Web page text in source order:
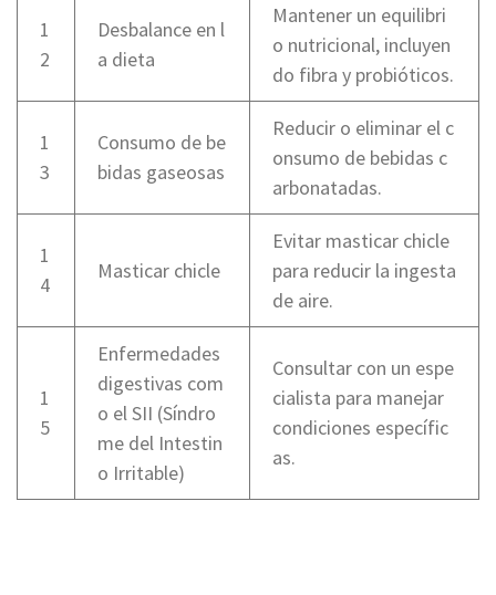
1
2
Desbalance en l
a dieta
Mantener un equilibri
o nutricional, incluyen
do fibra y probióticos.
1
3
Consumo de be
bidas gaseosas
Reducir o eliminar el c
onsumo de bebidas c
arbonatadas.
1
4
Masticar chicle
Evitar masticar chicle
para reducir la ingesta
de aire.
1
5
Enfermedades
digestivas com
o el SII (Síndro
me del Intestin
o Irritable)
Consultar con un espe
cialista para manejar
condiciones específic
as.